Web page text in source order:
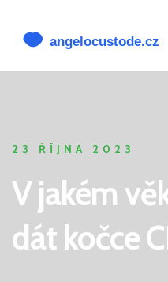
ALTERNATIVY K CBD
23 ŘÍJNA 2023
V jakém
dát kočce